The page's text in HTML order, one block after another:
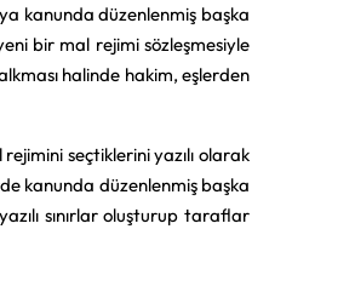
kanunda düzenlenmiş başka
bir mal rejimi sözleşmesiyle
halinde hakim, eşlerden
seçtiklerini yazılı olarak
kanunda düzenlenmiş başka
sınırlar oluşturup taraflar